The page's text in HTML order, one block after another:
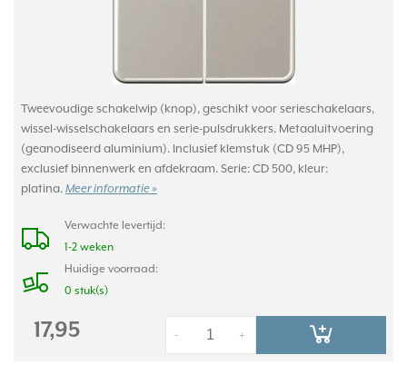
Tweevoudige schakelwip (knop), geschikt voor serieschakelaars,
wissel-wisselschakelaars en serie-pulsdrukkers. Metaaluitvoering
(geanodiseerd aluminium). Inclusief klemstuk (CD 95 MHP),
exclusief binnenwerk en afdekraam. Serie: CD 500, kleur:
platina. Meer informatie »
Verwachte levertijd:
1-2 weken
Huidige voorraad:
0 stuk(s)
17,95 +
-